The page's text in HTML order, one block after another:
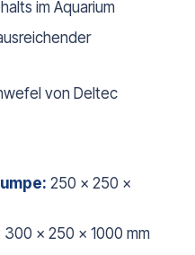
im Aquarium
von Deltec
250 x 250 x
300 x 250 x 1000 mm